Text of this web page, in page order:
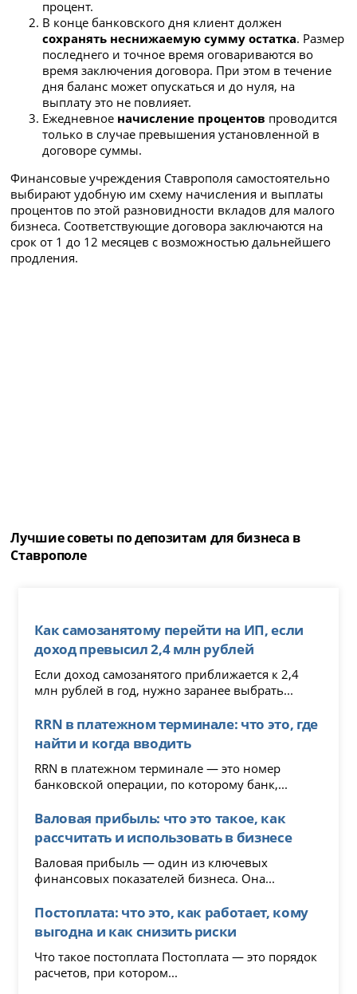
процент.
В конце банковского дня клиент должен
сохранять неснижаемую сумму остатка. Размер
последнего и точное время оговариваются во
время заключения договора. При этом в течение
дня баланс может опускаться и до нуля, на
выплату это не повлияет.
Ежедневное начисление процентов проводится
только в случае превышения установленной в
договоре суммы.
Финансовые учреждения Ставрополя самостоятельно
выбирают удобную им схему начисления и выплаты
процентов по этой разновидности вкладов для малого
бизнеса. Соответствующие договора заключаются на
срок от 1 до 12 месяцев с возможностью дальнейшего
продления.
Лучшие советы по депозитам для бизнеса в
Ставрополе
Как самозанятому перейти на ИП, если
доход превысил 2,4 млн рублей
Если доход самозанятого приближается к 2,4
млн рублей в год, нужно заранее выбрать...
RRN в платежном терминале: что это, где
найти и когда вводить
RRN в платежном терминале — это номер
банковской операции, по которому банк,...
Валовая прибыль: что это такое, как
рассчитать и использовать в бизнесе
Валовая прибыль — один из ключевых
финансовых показателей бизнеса. Она...
Постоплата: что это, как работает, кому
выгодна и как снизить риски
Что такое постоплата Постоплата — это порядок
расчетов, при котором...